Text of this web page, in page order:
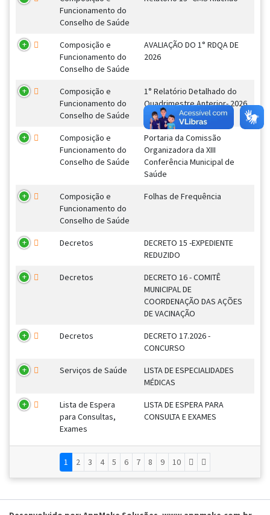
Funcionamento do
Conselho de Saúde
Composição e
Funcionamento do
Conselho de Saúde
AVALIAÇÃO DO 1° RDQA DE
2026
Composição e
Funcionamento do
Conselho de Saúde
1° Relatório Detalhado do
Quadrimestre Anterior- 2026
Composição e
Funcionamento do
Conselho de Saúde
Portaria da Comissão
Organizadora da XIII
Conferência Municipal de
Saúde
Composição e
Funcionamento do
Conselho de Saúde
Folhas de Frequência
Decretos
DECRETO 15 -EXPEDIENTE
REDUZIDO
Decretos
DECRETO 16 - COMITÊ
MUNICIPAL DE
COORDENAÇÃO DAS AÇÕES
DE VACINAÇÃO
Decretos
DECRETO 17.2026 -
CONCURSO
Serviços de Saúde
LISTA DE ESPECIALIDADES
MÉDICAS
Lista de Espera
para Consultas,
Exames
LISTA DE ESPERA PARA
CONSULTA E EXAMES
1 2 3 4 5 6 7 8 9 10